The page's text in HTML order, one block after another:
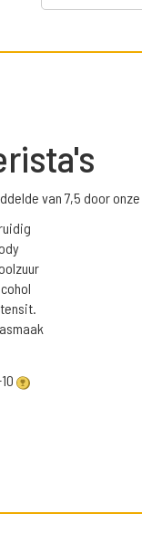
van 7,5 door onze